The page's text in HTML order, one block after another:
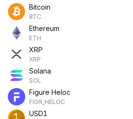
Bitcoin
BTC
Ethereum
ETH
XRP
XRP
Solana
SOL
Figure Heloc
FIGR_HELOC
USD1